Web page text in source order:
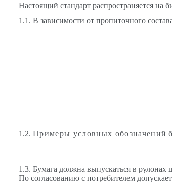
Настоящий стандарт распространяется на
1.1. В зависимости от пропиточного
1.2. Примеры условных обозначений
1.3. Бумага должна выпускаться в
По согласованию с потребителем